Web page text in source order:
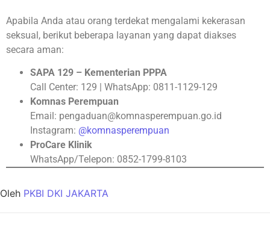
Apabila Anda atau orang terdekat mengalami kekerasan
seksual, berikut beberapa layanan yang dapat diakses
secara aman:
SAPA 129 – Kementerian PPPA
Call Center: 129 | WhatsApp: 0811-1129-129
Komnas Perempuan
Email: pengaduan@komnasperempuan.go.id
Instagram: @komnasperempuan
ProCare Klinik
WhatsApp/Telepon: 0852-1799-8103
Oleh PKBI DKI JAKARTA